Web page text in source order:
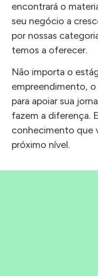
encontrará o
seu negócio a
por nossas
temos a oferecer.
Não importa o
empreendimento, o
para apoiar sua
fazem a diferença.
conhecimento que
próximo nível.